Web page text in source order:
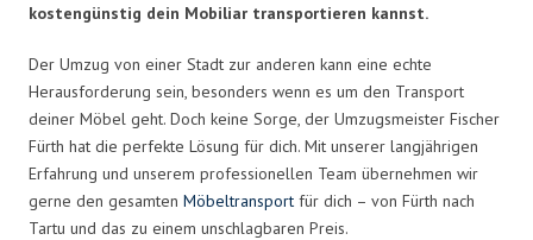
kostengünstig dein Mobiliar transportieren kannst.
Der Umzug von einer Stadt zur anderen kann eine echte
Herausforderung sein, besonders wenn es um den Transport
deiner Möbel geht. Doch keine Sorge, der Umzugsmeister Fischer
Fürth hat die perfekte Lösung für dich. Mit unserer langjährigen
Erfahrung und unserem professionellen Team übernehmen wir
gerne den gesamten Möbeltransport für dich – von Fürth nach
Tartu und das zu einem unschlagbaren Preis.